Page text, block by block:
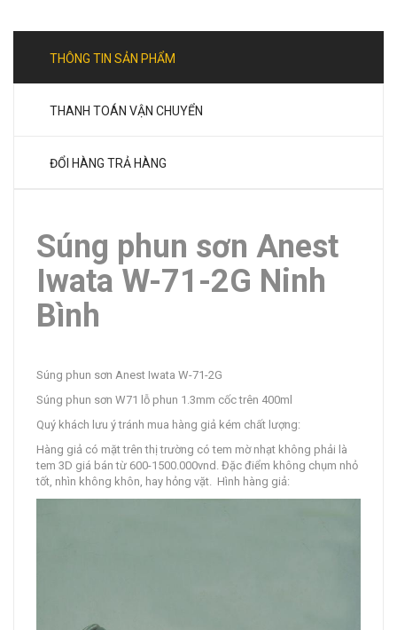
THÔNG TIN SẢN PHẨM
THANH TOÁN VẬN CHUYỂN
ĐỔI HÀNG TRẢ HÀNG
Súng phun sơn Anest
Iwata W-71-2G Ninh
Bình
Súng phun sơn Anest Iwata W-71-2G
Súng phun sơn W71 lỗ phun 1.3mm cốc trên 400ml
Quý khách lưu ý tránh mua hàng giả kém chất lượng:
Hàng giả có mặt trên thị trường có tem mờ nhạt không phải là
tem 3D giá bán từ 600-1500.000vnd. Đặc điểm không chụm nhỏ
tốt, nhìn không khôn, hay hỏng vặt. Hình hàng giả: